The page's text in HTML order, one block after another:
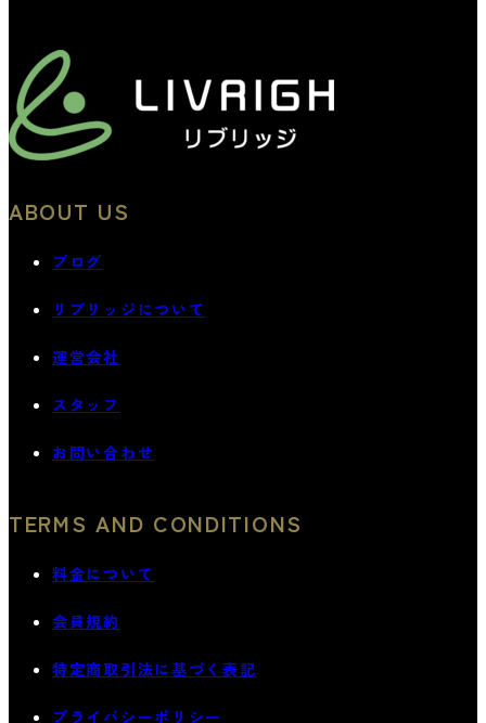
ABOUT US
ブログ
リブリッジについて
運営会社
スタッフ
お問い合わせ
TERMS AND CONDITIONS
料金について
会員規約
特定商取引法に基づく表記
プライバシーポリシー